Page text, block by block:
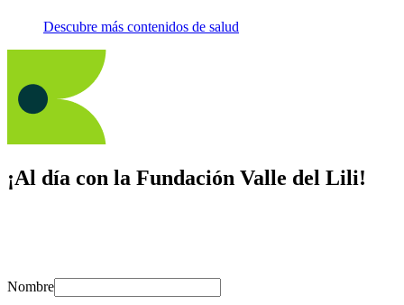
Descubre más contenidos de salud
¡Al día con la Fundación Valle del Lili!
Nombre